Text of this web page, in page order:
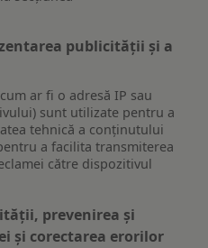
publicității și a
ar fi o adresă IP sau
sunt utilizate pentru a
tehnică a conținutului
a facilita transmiterea
către dispozitivul
prevenirea și
și corectarea erorilor